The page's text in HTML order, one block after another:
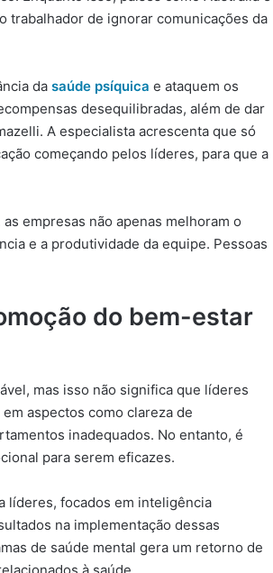
trabalhador de ignorar comunicações da
da saúde psíquica e ataquem os
desequilibradas, além de dar
A especialista acrescenta que só
começando pelos líderes, para que a
empresas não apenas melhoram o
e a produtividade da equipe. Pessoas
do bem-estar
mas isso não significa que líderes
aspectos como clareza de
inadequados. No entanto, é
para serem eficazes.
líderes, focados em inteligência
na implementação dessas
de saúde mental gera um retorno de